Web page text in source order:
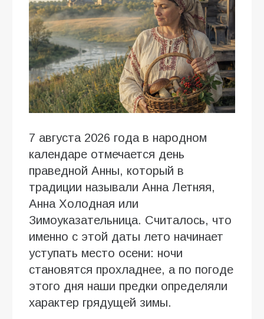
7 августа 2026 года в народном
календаре отмечается день
праведной Анны, который в
традиции называли Анна Летняя,
Анна Холодная или
Зимоуказательница. Считалось, что
именно с этой даты лето начинает
уступать место осени: ночи
становятся прохладнее, а по погоде
этого дня наши предки определяли
характер грядущей зимы.